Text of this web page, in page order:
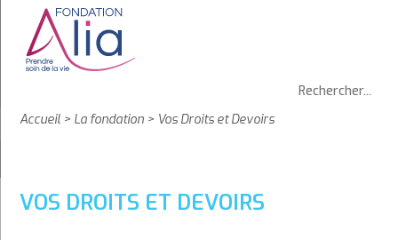
Accueil > La fondation > Vos Droits et Devoirs
VOS DROITS ET DEVOIRS